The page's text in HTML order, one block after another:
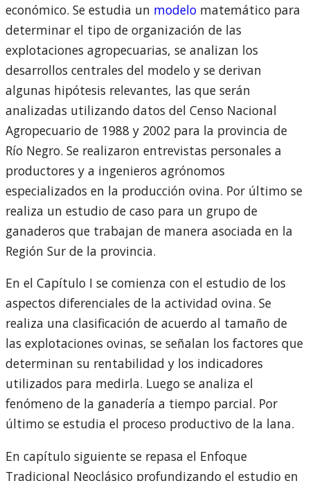
económico. Se estudia un modelo matemático para
determinar el tipo de organización de las
explotaciones agropecuarias, se analizan los
desarrollos centrales del modelo y se derivan
algunas hipótesis relevantes, las que serán
analizadas utilizando datos del Censo Nacional
Agropecuario de 1988 y 2002 para la provincia de
Río Negro. Se realizaron entrevistas personales a
productores y a ingenieros agrónomos
especializados en la producción ovina. Por último se
realiza un estudio de caso para un grupo de
ganaderos que trabajan de manera asociada en la
Región Sur de la provincia.
En el Capítulo I se comienza con el estudio de los
aspectos diferenciales de la actividad ovina. Se
realiza una clasificación de acuerdo al tamaño de
las explotaciones ovinas, se señalan los factores que
determinan su rentabilidad y los indicadores
utilizados para medirla. Luego se analiza el
fenómeno de la ganadería a tiempo parcial. Por
último se estudia el proceso productivo de la lana.
En capítulo siguiente se repasa el Enfoque
Tradicional Neoclásico profundizando el estudio en